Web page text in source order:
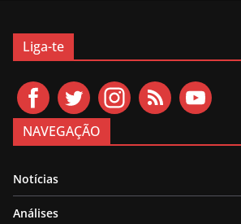
Liga-te
NAVEGAÇÃO
Notícias
Análises